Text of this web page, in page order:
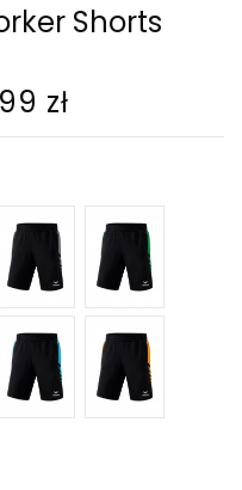
Shorts
zł